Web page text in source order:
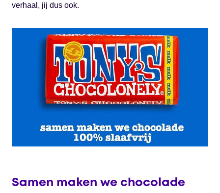
verhaal, jij dus ook.
Samen maken we chocolade